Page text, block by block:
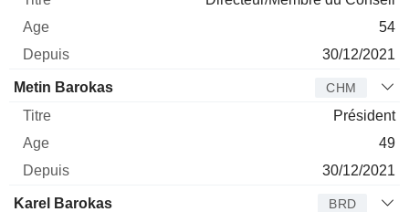
54
30/12/2021
Metin Barokas CHM
Président
49
30/12/2021
Karel Barokas BRD